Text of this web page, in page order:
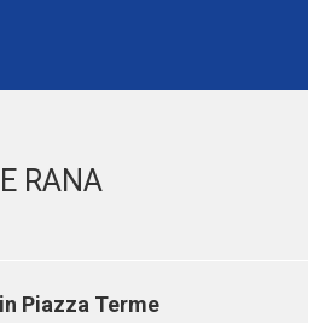
RANA
Piazza Terme